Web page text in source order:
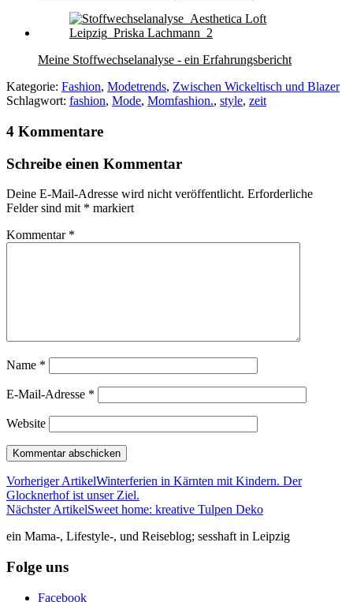
Meine Stoffwechselanalyse - ein Erfahrungsbericht
Kategorie: Fashion, Modetrends, Zwischen Wickeltisch und Blazer
Schlagwort: fashion, Mode, Momfashion., style, zeit
4 Kommentare
Schreibe einen Kommentar
Deine E-Mail-Adresse wird nicht veröffentlicht. Erforderliche
Felder sind mit * markiert
Kommentar *
Name *
E-Mail-Adresse *
Website
Vorheriger ArtikelWinterferien in Kärnten mit Kindern. Der
Glocknerhof ist unser Ziel.
Nächster ArtikelSweet home: kreative Tulpen Deko
ein Mama-, Lifestyle-, und Reiseblog; sesshaft in Leipzig
Folge uns
Facebook